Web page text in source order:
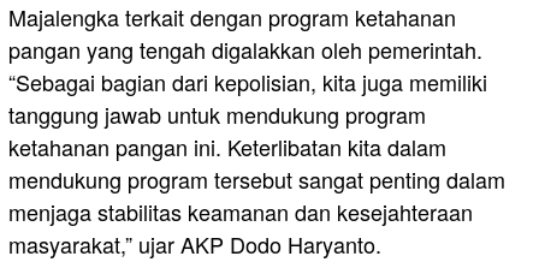
Majalengka terkait dengan program ketahanan
pangan yang tengah digalakkan oleh pemerintah.
“Sebagai bagian dari kepolisian, kita juga memiliki
tanggung jawab untuk mendukung program
ketahanan pangan ini. Keterlibatan kita dalam
mendukung program tersebut sangat penting dalam
menjaga stabilitas keamanan dan kesejahteraan
masyarakat,” ujar AKP Dodo Haryanto.